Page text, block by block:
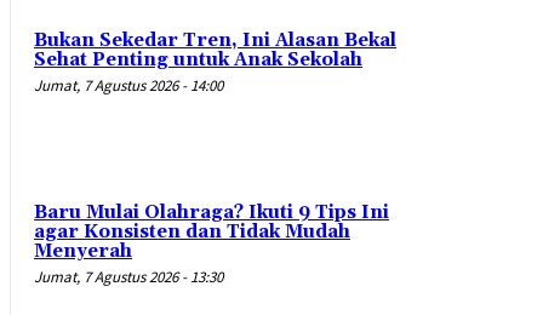
Bukan Sekedar Tren, Ini Alasan Bekal
Sehat Penting untuk Anak Sekolah
Jumat, 7 Agustus 2026 - 14:00
Baru Mulai Olahraga? Ikuti 9 Tips Ini
agar Konsisten dan Tidak Mudah
Menyerah
Jumat, 7 Agustus 2026 - 13:30